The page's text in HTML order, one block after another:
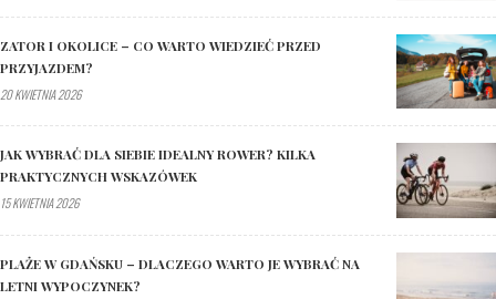
ZATOR I OKOLICE – CO WARTO WIEDZIEĆ PRZED
PRZYJAZDEM?
20 KWIETNIA 2026
JAK WYBRAĆ DLA SIEBIE IDEALNY ROWER? KILKA
PRAKTYCZNYCH WSKAZÓWEK
15 KWIETNIA 2026
PLAŻE W GDAŃSKU – DLACZEGO WARTO JE WYBRAĆ NA
LETNI WYPOCZYNEK?